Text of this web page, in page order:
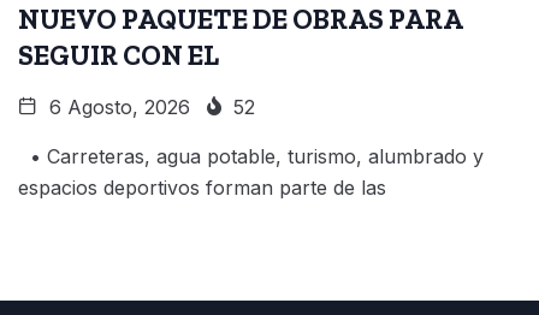
NUEVO PAQUETE DE OBRAS PARA
SEGUIR CON EL
6 Agosto, 2026 52
• Carreteras, agua potable, turismo, alumbrado y
espacios deportivos forman parte de las